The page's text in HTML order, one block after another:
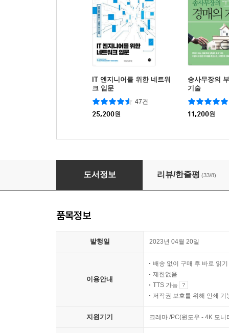
IT 엔지니어를 위한 네트워
크 입문
47건
25,200원
송사무장의
기술
11,200원
챗GPT 거대한 전환
도서정보 리뷰/한줄평 (33/8)
품목정보
발행일 2023년 04월 20일
이용안내
배송 없이 구매 후 바로 읽기
제한없음
TTS 가능
저작권 보호를 위해 인쇄 기
지원기기 크레마 /PC(윈도우 - 4K 모